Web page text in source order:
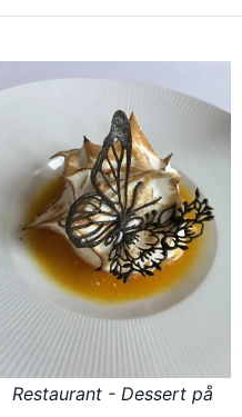
Restaurant - Dessert på